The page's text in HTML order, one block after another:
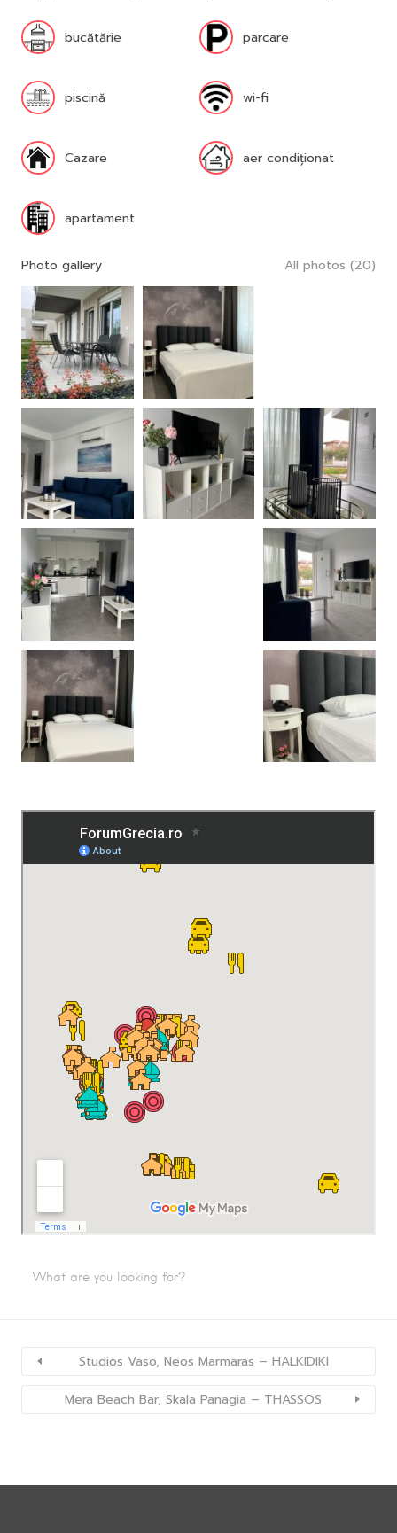
bucătărie parcare
piscină wi-fi
Cazare aer condiționat
apartament
Photo gallery All photos (20)
Studios Vaso, Neos Marmaras – HALKIDIKI
Mera Beach Bar, Skala Panagia – THASSOS